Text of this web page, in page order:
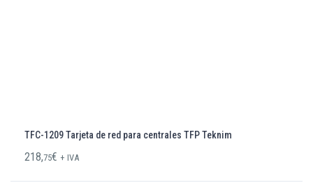
TFC-1209 Tarjeta de red para centrales TFP Teknim
218,75€ + IVA